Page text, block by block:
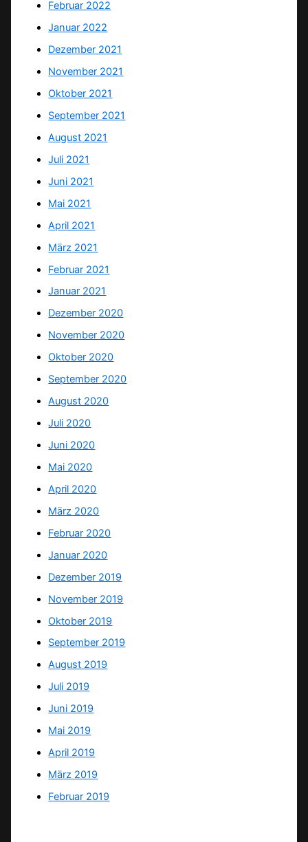
Februar 2022
Januar 2022
Dezember 2021
November 2021
Oktober 2021
September 2021
August 2021
Juli 2021
Juni 2021
Mai 2021
April 2021
März 2021
Februar 2021
Januar 2021
Dezember 2020
November 2020
Oktober 2020
September 2020
August 2020
Juli 2020
Juni 2020
Mai 2020
April 2020
März 2020
Februar 2020
Januar 2020
Dezember 2019
November 2019
Oktober 2019
September 2019
August 2019
Juli 2019
Juni 2019
Mai 2019
April 2019
März 2019
Februar 2019